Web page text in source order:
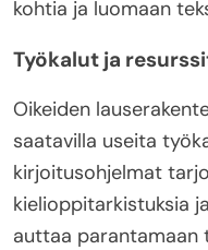
kohtia ja luomaan
Työkalut ja
Oikeiden
saatavilla useita
kirjoitusohjelmat
kielioppitarkistuksia
auttaa parantamaan